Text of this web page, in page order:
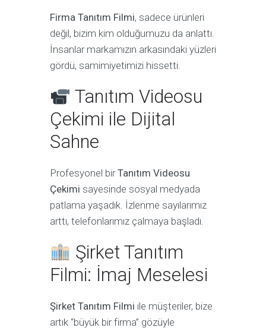
Firma Tanıtım Filmi, sadece ürünleri
değil, bizim kim olduğumuzu da anlattı.
İnsanlar markamızın arkasındaki yüzleri
gördü, samimiyetimizi hissetti.
Tanıtım Videosu
Çekimi ile Dijital
Sahne
Profesyonel birTanıtım Videosu
Çekimi sayesinde sosyal medyada
patlama yaşadık. İzlenme sayılarımız
arttı, telefonlarımız çalmaya başladı.
Şirket Tanıtım
Filmi: İmaj Meselesi
Şirket Tanıtım Filmi ile müşteriler, bize
artık “büyük bir firma” gözüyle